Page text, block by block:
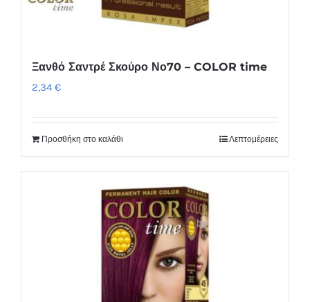
Ξανθό Σαντρέ Σκούρο Νο70 – COLOR time
2,34 €
Προσθήκη στο καλάθι Λεπτομέρειες